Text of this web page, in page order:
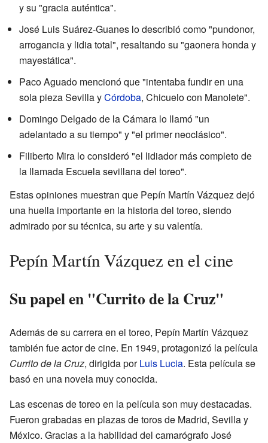
y su "gracia auténtica".
José Luis Suárez-Guanes lo describió como "pundonor,
arrogancia y lidia total", resaltando su "gaonera honda y
mayestática".
Paco Aguado mencionó que "intentaba fundir en una
sola pieza Sevilla yCórdoba, Chicuelo con Manolete".
Domingo Delgado de la Cámara lo llamó "un
adelantado a su tiempo" y "el primer neoclásico".
Filiberto Mira lo consideró "el lidiador más completo de
la llamada Escuela sevillana del toreo".
Estas opiniones muestran que Pepín Martín Vázquez dejó
una huella importante en la historia del toreo, siendo
admirado por su técnica, su arte y su valentía.
Pepín Martín Vázquez en el cine
Su papel en "Currito de la Cruz"
Además de su carrera en el toreo, Pepín Martín Vázquez
también fue actor de cine. En 1949, protagonizó la película
Currito de la Cruz, dirigida porLuis Lucia. Esta película se
basó en una novela muy conocida.
Las escenas de toreo en la película son muy destacadas.
Fueron grabadas en plazas de toros de Madrid, Sevilla y
México. Gracias a la habilidad del camarógrafo José